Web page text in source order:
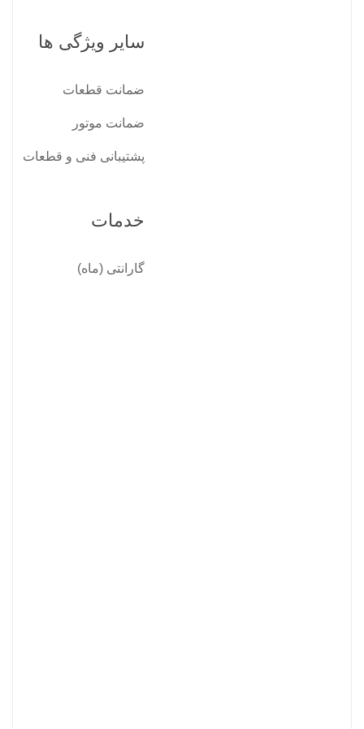
سایر ویژگی ها
ضمانت قطعات
ضمانت موتور
پشتیبانی فنی و قطعات
خدمات
گارانتی (ماه)